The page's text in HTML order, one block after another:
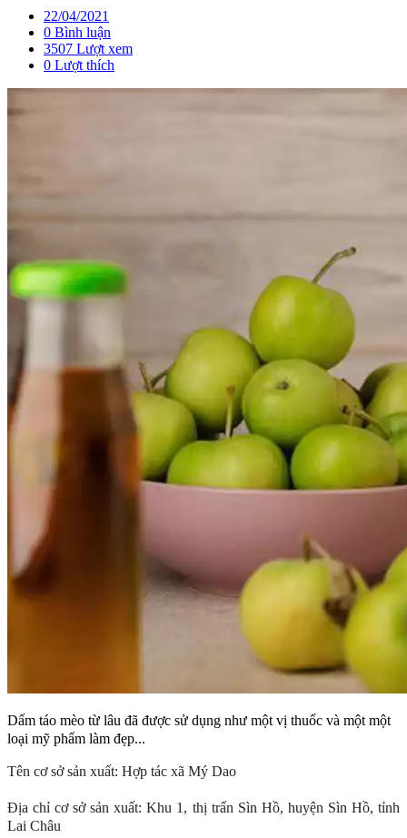
22/04/2021
0 Bình luận
3507 Lượt xem
0 Lượt thích
Dấm táo mèo từ lâu đã được sử dụng như một vị thuốc và một một
loại mỹ phẩm làm đẹp...
Tên cơ sở sản xuất: Hợp tác xã Mý Dao
Địa chỉ cơ sở sản xuất: Khu 1, thị trấn Sìn Hồ, huyện Sìn Hồ, tỉnh
Lai Châu